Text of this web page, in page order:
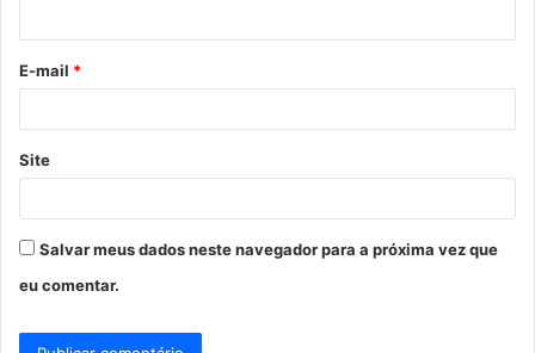
*
E-mail *
Site
Salvar meus dados neste navegador para a próxima vez que
eu comentar.